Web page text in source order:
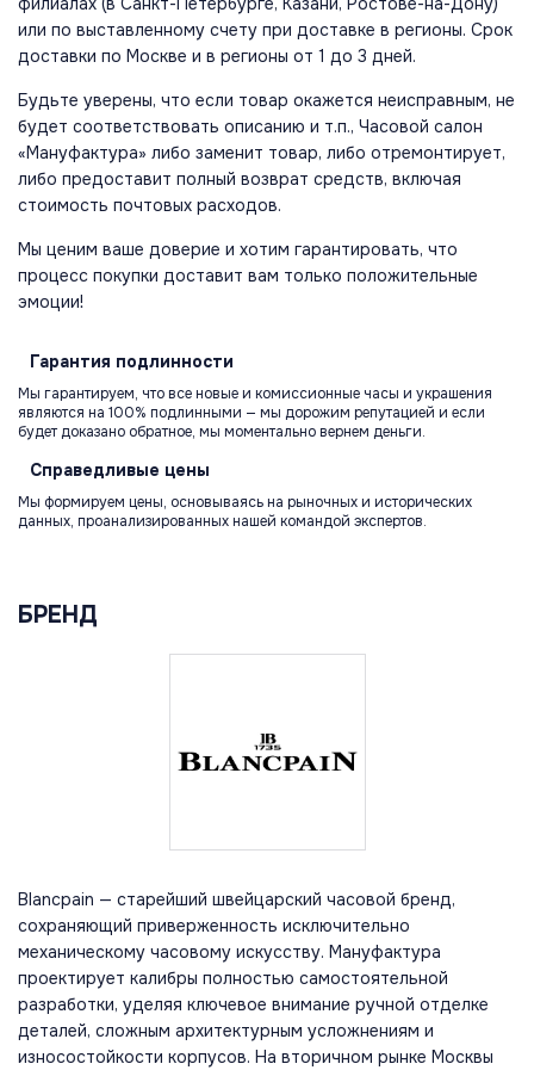
или по выставленному счету при доставке в регионы. Срок
доставки по Москве и в регионы от 1 до 3 дней.
Будьте уверены, что если товар окажется неисправным, не
будет соответствовать описанию и т.п., Часовой салон
«Мануфактура» либо заменит товар, либо отремонтирует,
либо предоставит полный возврат средств, включая
стоимость почтовых расходов.
Мы ценим ваше доверие и хотим гарантировать, что
процесс покупки доставит вам только положительные
эмоции!
Гарантия подлинности
Мы гарантируем, что все новые и комиссионные часы и украшения
являются на 100% подлинными — мы дорожим репутацией и если
будет доказано обратное, мы моментально вернем деньги.
Справедливые цены
Мы формируем цены, основываясь на рыночных и исторических
данных, проанализированных нашей командой экспертов.
БРЕНД
Blancpain — старейший швейцарский часовой бренд,
сохраняющий приверженность исключительно
механическому часовому искусству. Мануфактура
проектирует калибры полностью самостоятельной
разработки, уделяя ключевое внимание ручной отделке
деталей, сложным архитектурным усложнениям и
износостойкости корпусов. На вторичном рынке Москвы